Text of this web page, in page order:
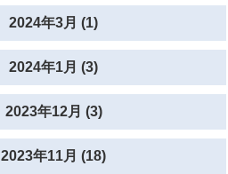
2024年3月 (1)
2024年1月 (3)
2023年12月 (3)
2023年11月 (18)